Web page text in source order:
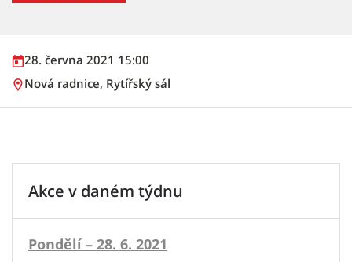
28. června 2021 15:00
Nová radnice, Rytířský sál
Akce v daném týdnu
Pondělí – 28. 6. 2021